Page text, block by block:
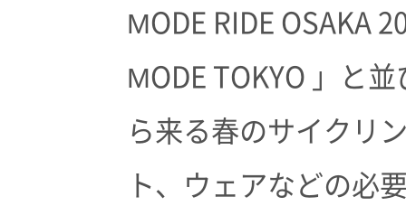
MODE RIDE OSAKA
MODE TOKYO 」と
ら来る春のサイクリ
ト、ウェアなどの必